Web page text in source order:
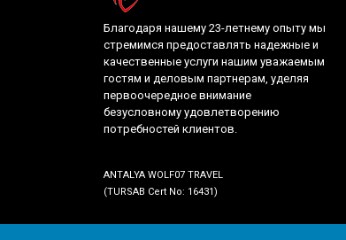
Благодаря нашему 23-летнему опыту мы
стремимся предоставлять надежные и
качественные услуги нашим уважаемым
гостям и деловым партнерам, уделяя
первоочередное внимание
безусловному удовлетворению
потребностей клиентов.
ANTALYA WOLF07 TRAVEL
(TURSAB Cert No: 16431)